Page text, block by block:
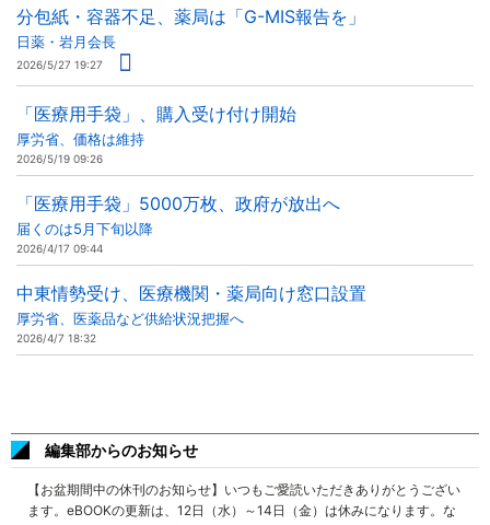
分包紙・容器不足、薬局は「G-MIS報告を」
日薬・岩月会長
2026/5/27 19:27
「医療用手袋」、購入受け付け開始
厚労省、価格は維持
2026/5/19 09:26
「医療用手袋」5000万枚、政府が放出へ
届くのは5月下旬以降
2026/4/17 09:44
中東情勢受け、医療機関・薬局向け窓口設置
厚労省、医薬品など供給状況把握へ
2026/4/7 18:32
編集部からのお知らせ
【お盆期間中の休刊のお知らせ】いつもご愛読いただきありがとうござい
ます。eBOOKの更新は、12日（水）～14日（金）は休みになります。な